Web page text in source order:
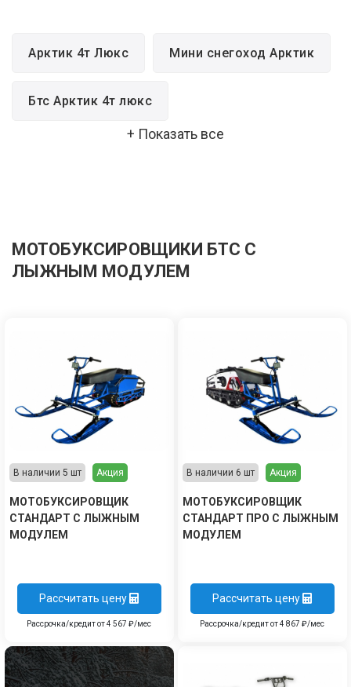
Арктик 4т Люкс Мини снегоход Арктик
Бтс Арктик 4т люкс
Мотобуксировщик Арктик
Арктик 4т снегоход
Снегоход БТС Арктик 4т
Снегоход бтс арктик 4т лонг
+ Показать все
МОТОБУКСИРОВЩИКИ БТС С
ЛЫЖНЫМ МОДУЛЕМ
В наличии 5 шт Акция
МОТОБУКСИРОВЩИК
СТАНДАРТ С ЛЫЖНЫМ
МОДУЛЕМ
Рассчитать цену
Рассрочка/кредит от 4 567 ₽/мес
В наличии 6 шт Акция
МОТОБУКСИРОВЩИК
СТАНДАРТ ПРО С ЛЫЖНЫМ
МОДУЛЕМ
Рассчитать цену
Рассрочка/кредит от 4 867 ₽/мес